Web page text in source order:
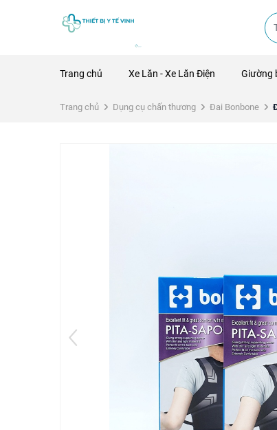
Trang chủ Xe Lăn - Xe Lăn Điện Giường
Trang chủ Dụng cụ chấn thương Đai Bonbone